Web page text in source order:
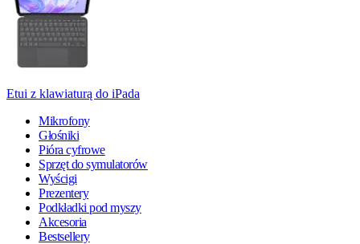
Etui z klawiaturą do iPada
Mikrofony
Głośniki
Pióra cyfrowe
Sprzęt do symulatorów
Wyścigi
Prezentery
Podkładki pod myszy
Akcesoria
Bestsellery